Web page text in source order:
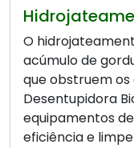
O
acúmulo de
que obstruem
Desentupidora
equipamentos
eficiência e